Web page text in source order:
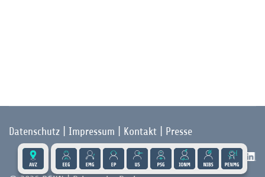
Datenschutz Impressum Kontakt Presse
Folgen Sie der DGKN auf X und LinkedIn: